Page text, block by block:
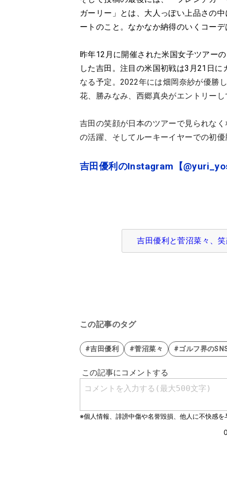
ガーリー」とは、大人っぽい上品さの
ートのこと。なかなか納得のいくコーデ
昨年12月に開催された米国女子ツアー
した吉田。注目の米国初戦は3月21日
なる予定。2022年には畑岡奈紗が優勝
花、勝みなみ、西郷真央がエントリーし
吉田の笑顔が日本のツアーで見られな
の活躍、そしてルーキーイヤーでの初優
吉田優利のInstagram【
吉田優利と菅沼菜々、
この記事のタグ
#吉田優利 #菅沼菜々 #ゴルフ界の